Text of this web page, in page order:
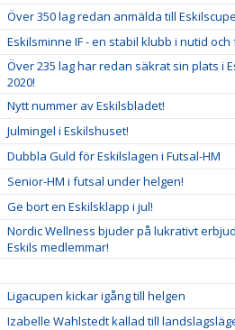
Över 350 lag redan anmälda till
Eskilsminne IF - en stabil klubb i nutid
Över 235 lag har redan säkrat sin plats i
2020!
Nytt nummer av Eskilsbladet!
Julmingel i Eskilshuset!
Dubbla Guld för Eskilslagen i Futsal-HM
Senior-HM i futsal under helgen!
Ge bort en Eskilsklapp i jul!
Nordic Wellness bjuder på lukrativt
Eskils medlemmar!
Ligacupen kickar igång till helgen
Izabelle Wahlstedt kallad till